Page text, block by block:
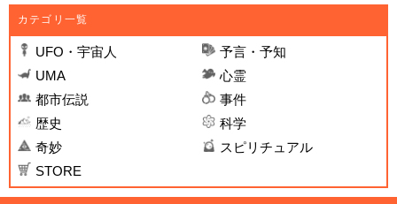
カテゴリ一覧
UFO・宇宙人
予言・予知
UMA
心霊
都市伝説
事件
歴史
科学
奇妙
スピリチュアル
STORE